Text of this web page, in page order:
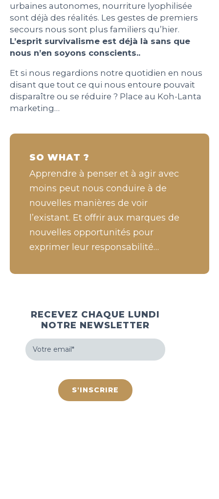
RECEVEZ CHAQUE LUNDI
NOTRE NEWSLETTER
Votre
email
(Nécessaire)
urbaines autonomes, nourriture lyophilisée
sont déjà des réalités. Les gestes de premiers
secours nous sont plus familiers qu’hier.
L’esprit survivalisme est déjà là sans que
nous n’en soyons conscients..
Et si nous regardions notre quotidien en nous
disant que tout ce qui nous entoure pouvait
disparaître ou se réduire ? Place au Koh-Lanta
marketing…
SO WHAT ?
Apprendre à penser et à agir avec
moins peut nous conduire à de
nouvelles manières de voir
l’existant. Et offrir aux marques de
nouvelles opportunités pour
exprimer leur responsabilité…